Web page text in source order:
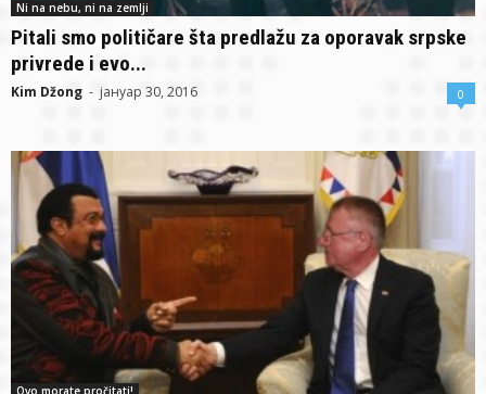
Ni na nebu, ni na zemlji
Pitali smo političare šta predlažu za oporavak srpske
privrede i evo...
Kim Džong - јануар 30, 2016 0
Ovo morate pročitati!